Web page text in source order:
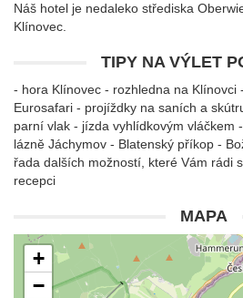
Náš hotel je nedaleko střediska
Klínovec.
TIPY NA VÝLET
- hora Klínovec - rozhledna na Klínovci
Eurosafari - projíždky na saních a
parní vlak - jízda vyhlídkovým vláčkem
lázně Jáchymov - Blatenský příkop -
řada dalších možností, které Vám rádi
recepci
MAPA
+
−